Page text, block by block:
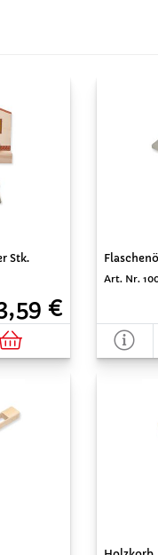
Stk.
€
Art. Nr.